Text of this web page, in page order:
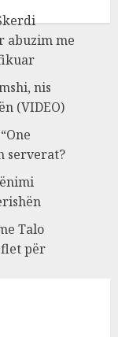
abuzim me
nis
(VIDEO)
serverat?
Talo
flet për